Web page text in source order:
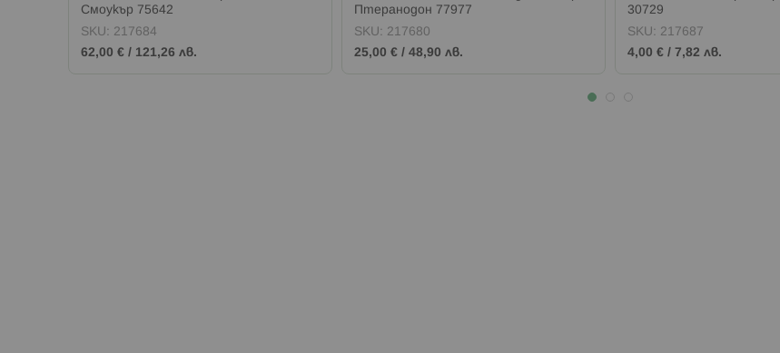
Смоукър 75642
SKU: 217684
62,00 € / 121,26 лв.
Птеранодон 77977
SKU: 217680
25,00 € / 48,90 лв.
30729
SKU: 217687
4,00 € / 7,82 лв.